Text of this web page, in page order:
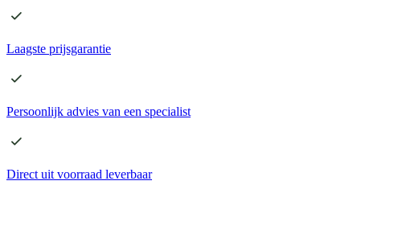
Laagste prijsgarantie
Persoonlijk advies van een specialist
Direct uit voorraad leverbaar